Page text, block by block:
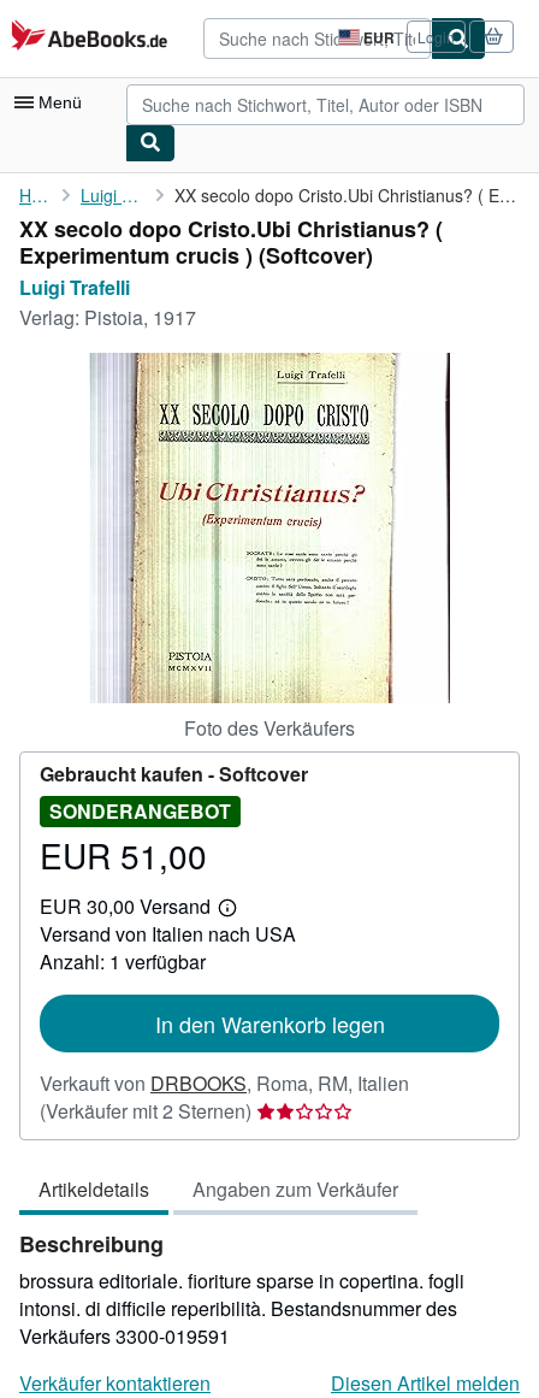
Zum Hauptinhalt
AbeBooks.de EUR
Seite
der
Einkaufseinstellungen.
Login
Menü
Nutzerkonto
Meine Bestellungen
Detailsuche
Sammlungen
Antiquarische Bücher
Kunst & Sammlerstücke
Verkäufer werden
SCHLIESSEN
Home Luigi Trafelli XX secolo dopo Cristo.Ubi Christianus? ( Experimentum crucis )
XX secolo dopo Cristo.Ubi Christianus? (
Experimentum crucis ) (Softcover)
Luigi Trafelli
Verlag: Pistoia, 1917
Foto des Verkäufers
Gebraucht kaufen -Softcover
SONDERANGEBOT
Preis
51,00
EUR 51,00
EUR 30,00 Versand
Weitere
Informationen
Versand von Italien nach USA
Anzahl: 1 verfügbar
In den Warenkorb legen
Verkauft von DRBOOKS, Roma, RM, Italien
(Verkäufer mit 2 Sternen) Verkäuferbewertung
2
5
Sternen
Artikeldetails Angaben zum Verkäufer
Beschreibung
brossura editoriale. fioriture sparse in copertina. fogli
intonsi. di difficile reperibilità. Bestandsnummer des
Verkäufers 3300-019591
Verkäufer kontaktieren
Diesen Artikel melden